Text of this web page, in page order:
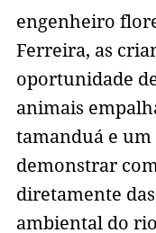
engenheiro
Ferreira, as
oportunidade
animais
tamanduá e
demonstrar
diretamente
ambiental do